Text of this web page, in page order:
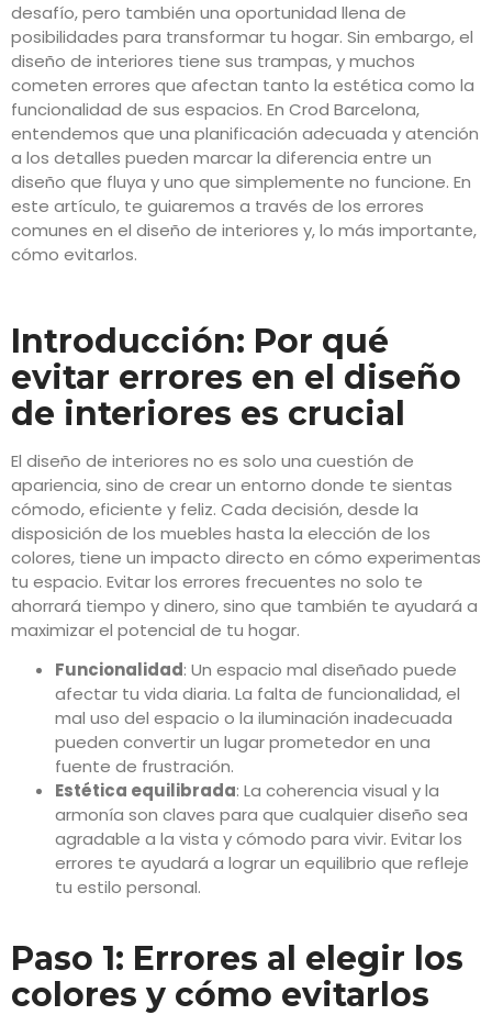
desafío, pero también una oportunidad llena de
posibilidades para transformar tu hogar. Sin embargo, el
diseño de interiores tiene sus trampas, y muchos
cometen errores que afectan tanto la estética como la
funcionalidad de sus espacios. En Crod Barcelona,
entendemos que una planificación adecuada y atención
a los detalles pueden marcar la diferencia entre un
diseño que fluya y uno que simplemente no funcione. En
este artículo, te guiaremos a través de los errores
comunes en el diseño de interiores y, lo más importante,
cómo evitarlos.
Introducción: Por qué
evitar errores en el diseño
de interiores es crucial
El diseño de interiores no es solo una cuestión de
apariencia, sino de crear un entorno donde te sientas
cómodo, eficiente y feliz. Cada decisión, desde la
disposición de los muebles hasta la elección de los
colores, tiene un impacto directo en cómo experimentas
tu espacio. Evitar los errores frecuentes no solo te
ahorrará tiempo y dinero, sino que también te ayudará a
maximizar el potencial de tu hogar.
Funcionalidad: Un espacio mal diseñado puede
afectar tu vida diaria. La falta de funcionalidad, el
mal uso del espacio o la iluminación inadecuada
pueden convertir un lugar prometedor en una
fuente de frustración.
Estética equilibrada: La coherencia visual y la
armonía son claves para que cualquier diseño sea
agradable a la vista y cómodo para vivir. Evitar los
errores te ayudará a lograr un equilibrio que refleje
tu estilo personal.
Paso 1: Errores al elegir los
colores y cómo evitarlos